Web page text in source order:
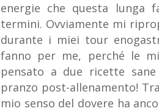
energie che questa lunga
termini. Ovviamente mi
durante i miei tour
fanno per me, perché le
pensato a due ricette
pranzo post-allenamento!
mio senso del dovere ha